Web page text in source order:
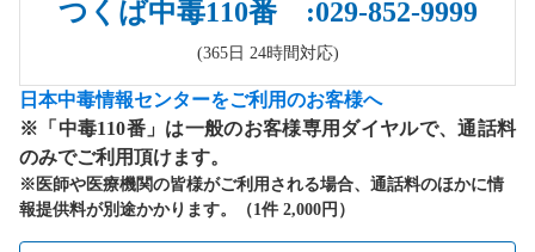
つくば中毒110番 :029-852-9999
(365日 24時間対応)
日本中毒情報センターをご利用のお客様へ
※「中毒110番」は一般のお客様専用ダイヤルで、通話料
のみでご利用頂けます。
※医師や医療機関の皆様がご利用される場合、通話料のほかに情
報提供料が別途かかります。（1件 2,000円）